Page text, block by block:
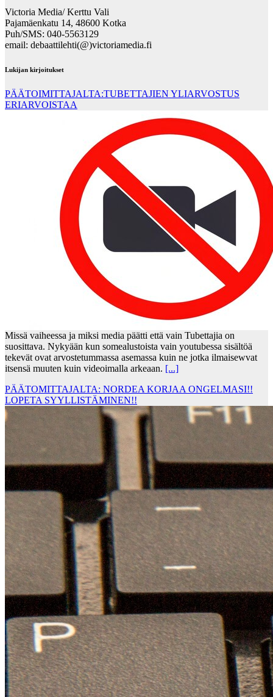
Victoria Media/ Kerttu Vali
Pajamäenkatu 14, 48600 Kotka
Puh/SMS: 040-5563129
email: debaattilehti(@)victoriamedia.fi
Lukijan kirjoitukset
PÄÄTOIMITTAJALTA:TUBETTAJIEN YLIARVOSTUS
ERIARVOISTAA
Missä vaiheessa ja miksi media päätti että vain Tubettajia on
suosittava. Nykyään kun somealustoista vain youtubessa sisältöä
tekevät ovat arvostetummassa asemassa kuin ne jotka ilmaisewvat
itsensä muuten kuin videoimalla arkeaan. [...]
PÄÄTOMITTAJALTA: NORDEA KORJAA ONGELMASI!!
LOPETA SYYLLISTÄMINEN!!